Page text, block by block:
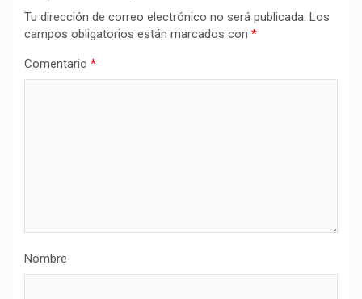
Tu dirección de correo electrónico no será publicada. Los
campos obligatorios están marcados con *
Comentario *
Nombre